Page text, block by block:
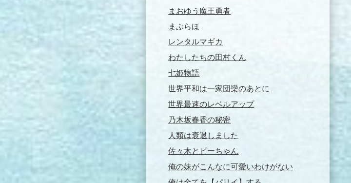
まおゆう魔王勇者
まぶらほ
レンタルマギカ
わたしたちの田村くん
七姫物語
世界平和は一家団欒のあとに
世界最速のレベルアップ
乃木坂春香の秘密
人類は衰退しました
佐々木とピーちゃん
俺の妹がこんなに可愛いわけがない